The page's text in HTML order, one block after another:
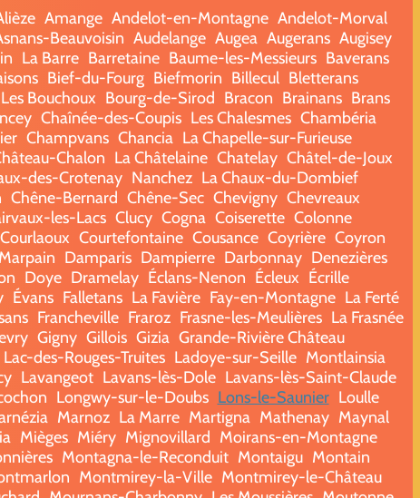
Amange Andelot-en-Montagne Andelot-Morval
Beauvoisin Audelange Augea Augerans Augisey
La Barre Barretaine Baume-les-Messieurs Baverans
Bief-du-Fourg Biefmorin Billecul Bletterans
Les Bouchoux Bourg-de-Sirod Bracon Brainans Brans
Chaînée-des-Coupis Les Chalesmes Chambéria
Champvans Chancia La Chapelle-sur-Furieuse
Chalon La Châtelaine Chatelay Châtel-de-Joux
des-Crotenay Nanchez La Chaux-du-Dombief
Chêne-Bernard Chêne-Sec Chevigny Chevreaux
les-Lacs Clucy Cogna Coiserette Colonne
Courlaoux Courtefontaine Cousance Coyrière Coyron
Damparis Dampierre Darbonnay Denezières
Doye Dramelay Éclans-Nenon Écleux Écrille
Évans Falletans La Favière Fay-en-Montagne La Ferté
Francheville Fraroz Frasne-les-Meulières La Frasnée
Gigny Gillois Gizia Grande-Rivière Château
Lac-des-Rouges-Truites Ladoye-sur-Seille Montlainsia
Lavangeot Lavans-lès-Dole Lavans-lès-Saint-Claude
Longwy-sur-le-Doubs Lons-le-Saunier Loulle
Marnoz La Marre Martigna Mathenay Maynal
Mièges Miéry Mignovillard Moirans-en-Montagne
Montagna-le-Reconduit Montaigu Montain
Montmirey-la-Ville Montmirey-le-Château